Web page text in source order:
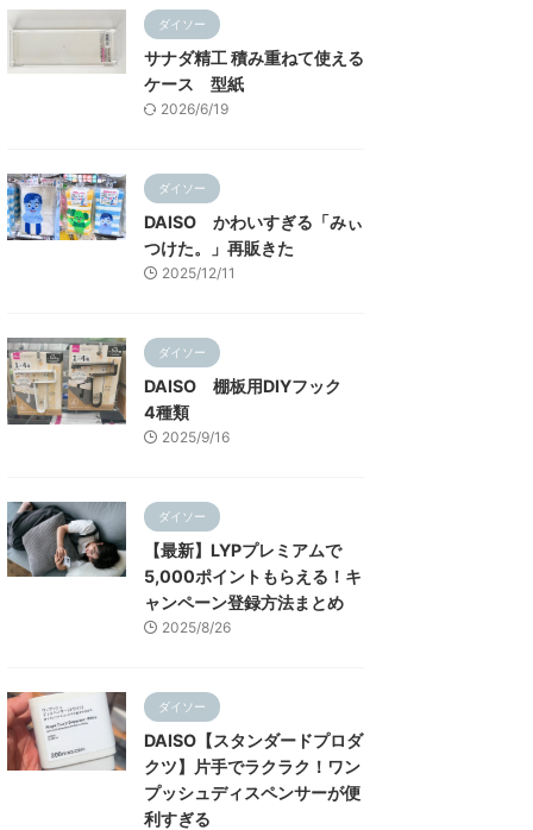
ダイソー
サナダ精工 積み重ねて使える
ケース 型紙
2026/6/19
ダイソー
DAISO かわいすぎる「みぃ
つけた。」再販きた
2025/12/11
ダイソー
DAISO 棚板用DIYフック
4種類
2025/9/16
ダイソー
【最新】LYPプレミアムで
5,000ポイントもらえる！キ
ャンペーン登録方法まとめ
2025/8/26
ダイソー
DAISO【スタンダードプロダ
クツ】片手でラクラク！ワン
プッシュディスペンサーが便
利すぎる